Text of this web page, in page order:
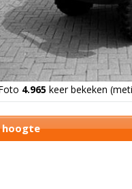
4.965keer bekeken
hoogte